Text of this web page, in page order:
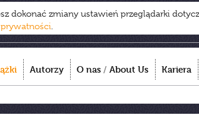
dokonać zmiany ustawień przeglądarki
.
Autorzy O nas / About Us Kariera